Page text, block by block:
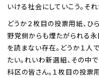
いける社会にしていこう。そ
どうか２枚目の投票用紙、ひ
野党側からも煙たがられる永
を読まない存在。どうか１人
たい。れいわ新選組、その中
科区の皆さん。１枚目の投票